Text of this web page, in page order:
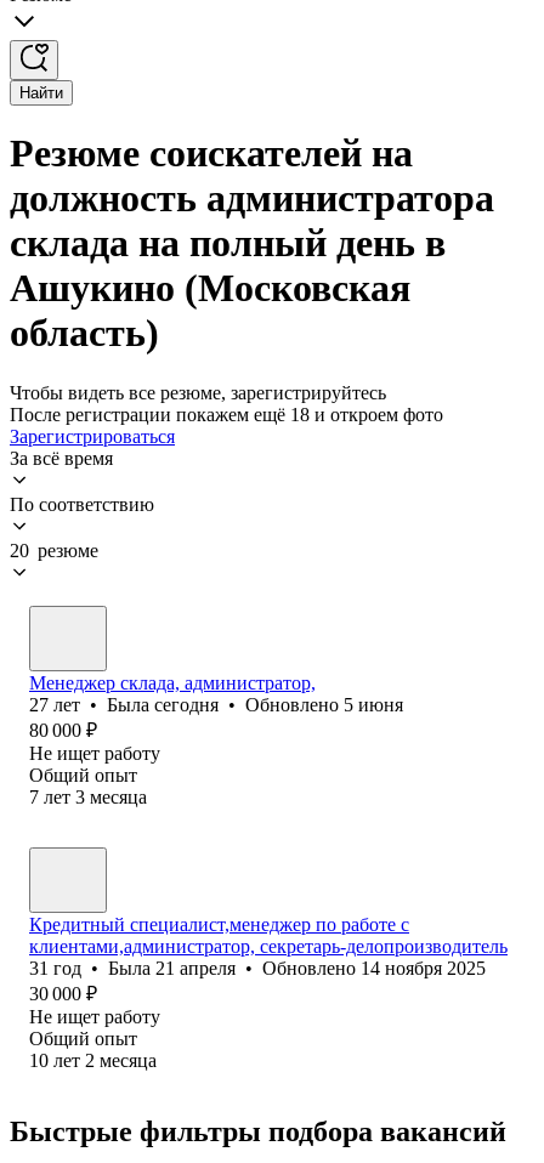
Найти
Резюме соискателей на
должность администратора
склада на полный день в
Ашукино (Московская
область)
Чтобы видеть все резюме, зарегистрируйтесь
После регистрации покажем ещё 18 и откроем фото
Зарегистрироваться
За всё время
По соответствию
20 резюме
Менеджер склада, администратор,
27 лет • Была сегодня • Обновлено 5 июня
80 000 ₽
Не ищет работу
Общий опыт
7 лет 3 месяца
Кредитный специалист,менеджер по работе с
клиентами,администратор, секретарь-делопроизводитель
31 год • Была 21 апреля • Обновлено 14 ноября 2025
30 000 ₽
Не ищет работу
Общий опыт
10 лет 2 месяца
Быстрые фильтры подбора вакансий